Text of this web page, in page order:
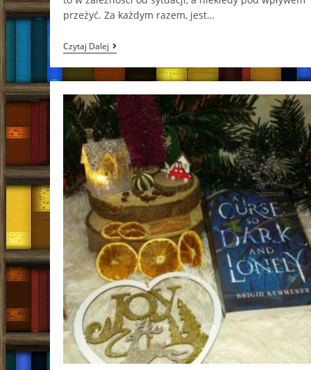
przeżyć. Za każdym razem, jest…
Czytaj DalejTylko
Żywi
Mogą
Umrzeć
B.
Foryś